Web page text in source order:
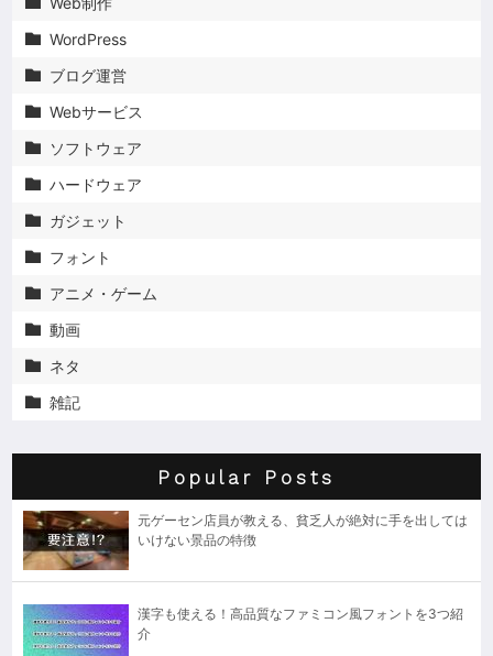
 WordPress
 ブログ運営
 Webサービス
 ソフトウェア
 ハードウェア
 ガジェット
 フォント
 アニメ・ゲーム
 動画
 ネタ
 雑記
Popular Posts
元ゲーセン店員が教える、貧乏人が絶対に手を出しては
いけない景品の特徴
漢字も使える！高品質なファミコン風フォントを3つ紹
介